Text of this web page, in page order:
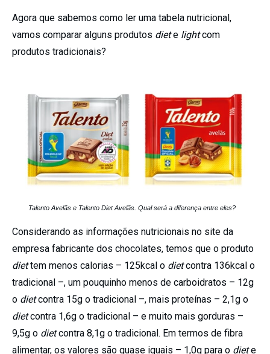
Agora que sabemos como ler uma tabela nutricional,
vamos comparar alguns produtos diete lightcom
produtos tradicionais?
Talento Avelãs e Talento Diet Avelãs. Qual será a diferença entre eles?
Considerando as informações nutricionais no site da
empresa fabricante dos chocolates, temos que o produto
diettem menos calorias – 125kcal o dietcontra 136kcal o
tradicional –, um pouquinho menos de carboidratos – 12g
o dietcontra 15g o tradicional –, mais proteínas – 2,1g o
dietcontra 1,6g o tradicional – e muito mais gorduras –
9,5g o dietcontra 8,1g o tradicional. Em termos de fibra
alimentar, os valores são quase iguais – 1,0g para o diete